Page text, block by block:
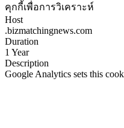
คุกกี้เพื่อการวิเคราะห์
Host
.bizmatchingnews.com
Duration
1 Year
Description
Google Analytics sets this